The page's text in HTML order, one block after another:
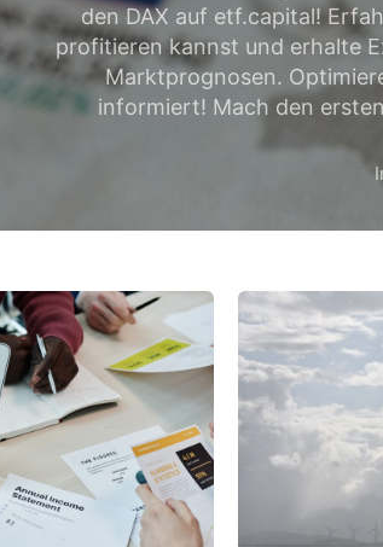
den DAX auf etf.capital!
profitieren kannst und erhalte
Marktprognosen.
informiert! Mach den